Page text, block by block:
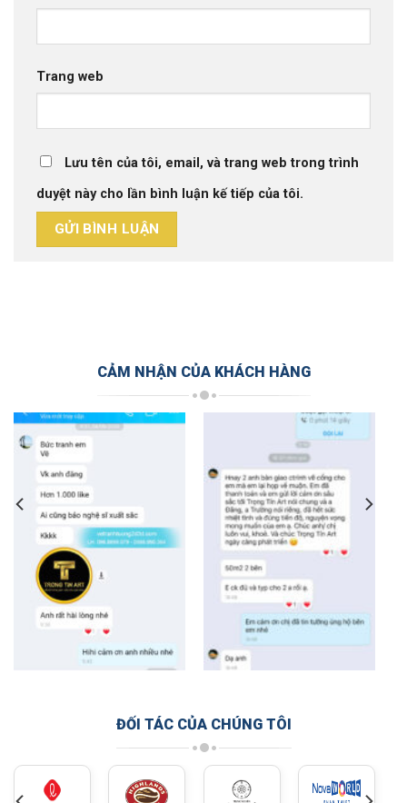
Trang web
Lưu tên của tôi, email, và trang web trong trình
duyệt này cho lần bình luận kế tiếp của tôi.
CẢM NHẬN CỦA KHÁCH HÀNG
ĐỐI TÁC CỦA CHÚNG TÔI